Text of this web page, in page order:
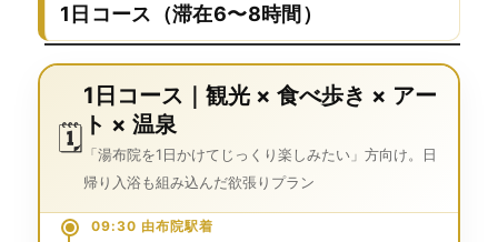
1日コース（滞在6〜8時間）
🗓️
1日コース｜観光 × 食べ歩き × アー
ト × 温泉
「湯布院を1日かけてじっくり楽しみたい」方向け。日
帰り入浴も組み込んだ欲張りプラン
09:30 由布院駅着